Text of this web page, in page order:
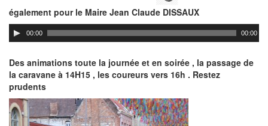
également pour le Maire Jean Claude DISSAUX
00:00 00:00
Des animations toute la journée et en soirée , la passage de
la caravane à 14H15 , les coureurs vers 16h . Restez
prudents